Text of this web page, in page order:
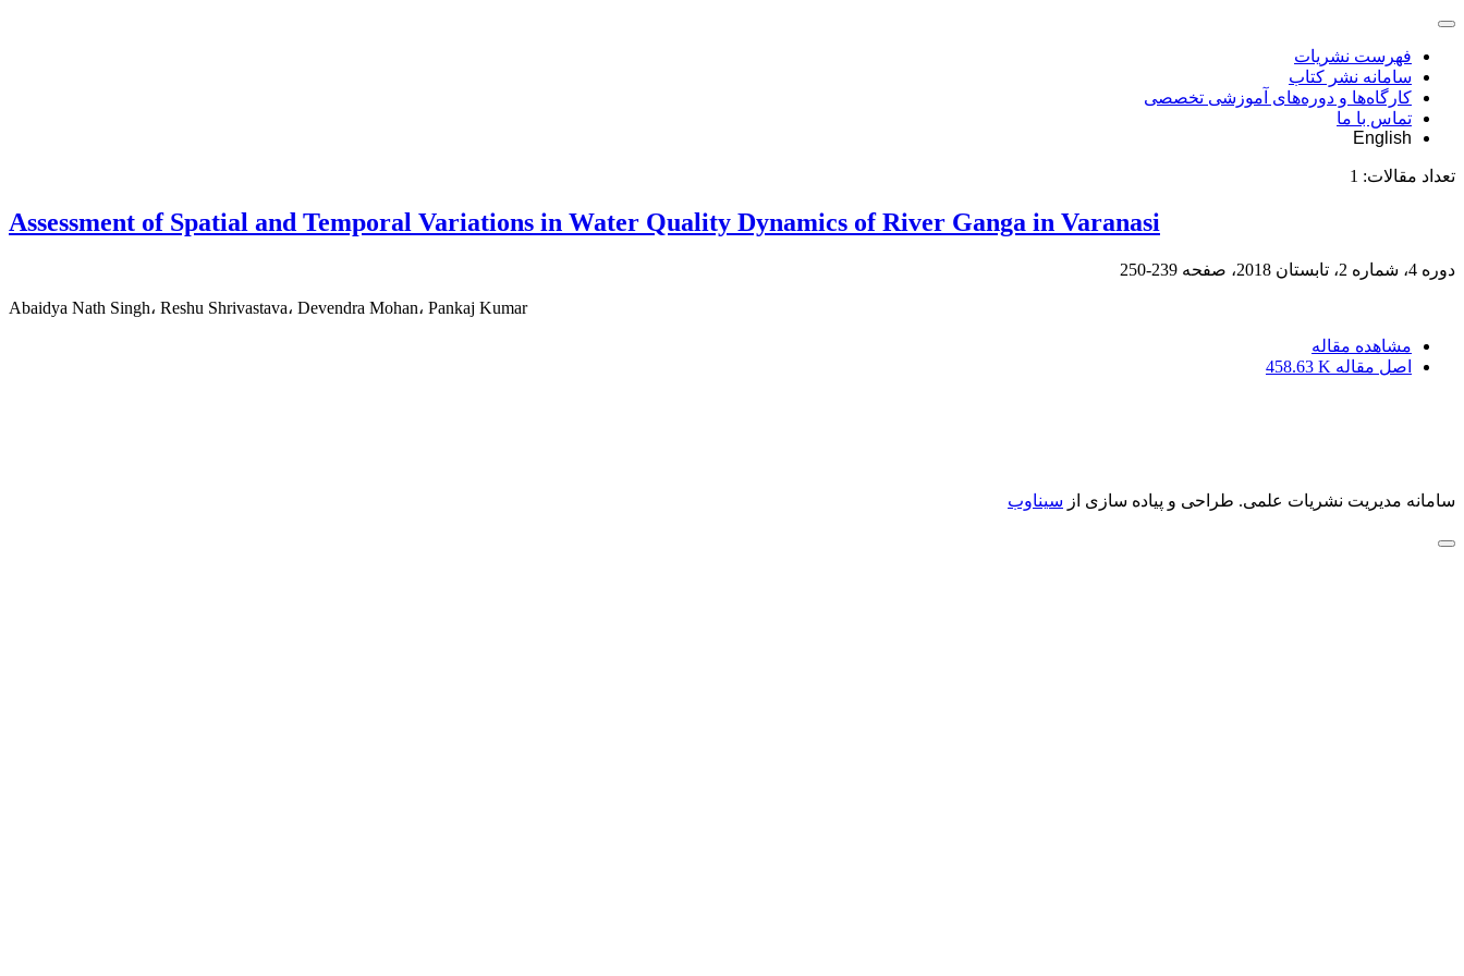
فهرست نشریات
سامانه نشر کتاب
کارگاه‌ها و دوره‌های آموزشی تخصصی
تماس با ما
English
تعداد مقالات: 1
Assessment of Spatial and Temporal Variations in Water Quality Dynamics of River Ganga in Varanasi
دوره 4، شماره 2، تابستان 2018، صفحه 239-250
Abaidya Nath Singh، Reshu Shrivastava، Devendra Mohan، Pankaj Kumar
مشاهده مقاله
اصل مقاله 458.63 K
سامانه مدیریت نشریات علمی. طراحی و پیاده سازی از سیناوب